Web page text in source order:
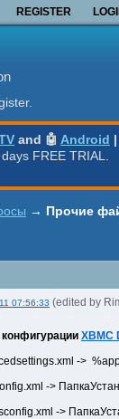
REGISTER
and 🤖 Android |
FREE TRIAL.
→ Прочие
07:56:33 (edited by
XBMC
->
->
->